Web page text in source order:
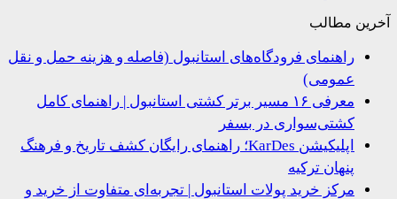
مطالب
راهنمای فرودگاه‌های استانبول (فاصله و هزینه حمل و نقل
عمومی)
معرفی ۱۶ مسیر برتر کشتی استانبول | راهنمای کامل
کشتی‌سواری در بسفر
اپلیکیشن KarDes؛ راهنمای رایگان کشف تاریخ و فرهنگ
پنهان ترکیه
مرکز خرید پولات استانبول | تجربه‌ای متفاوت از خرید و